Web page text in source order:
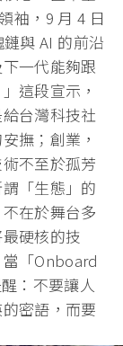
袖，9 月 4 日
與 AI 的前沿
一代能夠跟
這段宣示，
台灣科技社
撫；創業，
不至於孤芳
「生態」的
在於舞台多
硬核的技
「Onboard
：不要讓人
密語，而要